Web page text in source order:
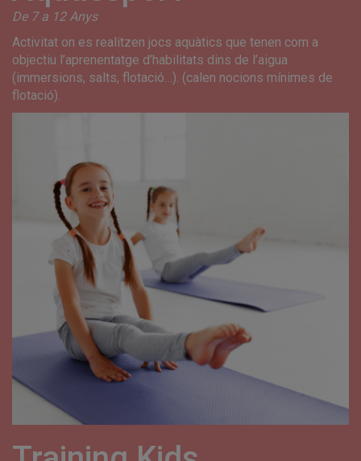
De 7 a 12 Anys
Activitat on es realitzen jocs aquàtics que tenen com a
objectiu l’aprenentatge d’habilitats dins de l’aigua
(immersions, salts, flotació…). (calen nocions mínimes de
flotació).